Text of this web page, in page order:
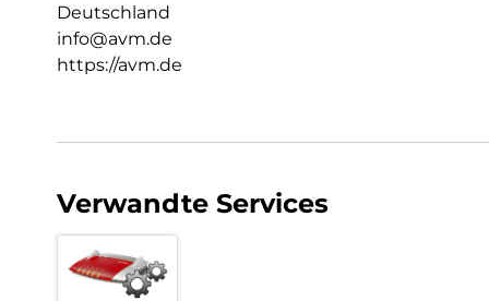
Deutschland
info@avm.de
https://avm.de
Verwandte Services